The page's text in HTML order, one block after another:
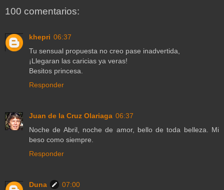
100 comentarios:
khepri 06:37
Tu sensual propuesta no creo pase inadvertida,
¡Llegaran las caricias ya veras!
Besitos princesa.
Responder
Juan de la Cruz Olariaga 06:37
Noche de Abril, noche de amor, bello de toda belleza. Mi
beso como siempre.
Responder
Duna
07:00